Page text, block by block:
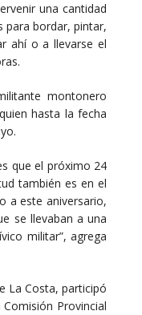
una cantidad
para bordar, pintar,
ahí o a llevarse el
montonero
hasta la fecha
que el próximo 24
también es en el
a este aniversario,
se llevaban a una
militar”, agrega
La Costa, participó
Provincial